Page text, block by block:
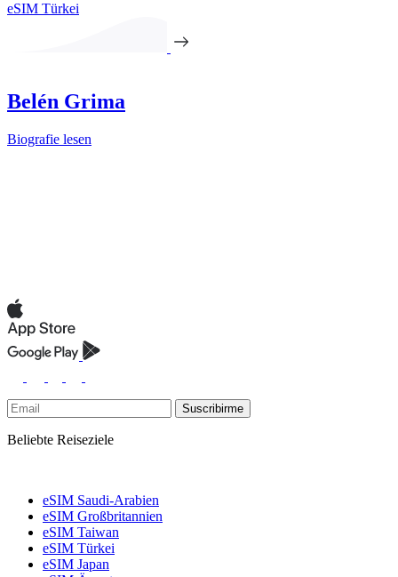
eSIM Türkei
Belén Grima
Biografie lesen
Suscribirme
Beliebte Reiseziele
eSIM Saudi-Arabien
eSIM Großbritannien
eSIM Taiwan
eSIM Türkei
eSIM Japan